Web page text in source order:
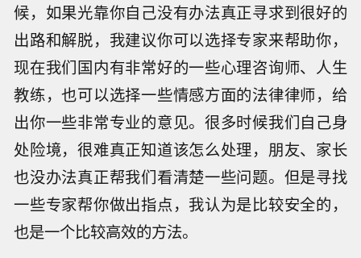
候，如果光靠你自己没有办法真正寻求到很好的
出路和解脱，我建议你可以选择专家来帮助你，
现在我们国内有非常好的一些心理咨询师、人生
教练，也可以选择一些情感方面的法律律师，给
出你一些非常专业的意见。很多时候我们自己身
处险境，很难真正知道该怎么处理，朋友、家长
也没办法真正帮我们看清楚一些问题。但是寻找
一些专家帮你做出指点，我认为是比较安全的，
也是一个比较高效的方法。